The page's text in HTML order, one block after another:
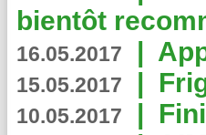
bientôt
16.05.2017 |
15.05.2017 |
10.05.2017 |